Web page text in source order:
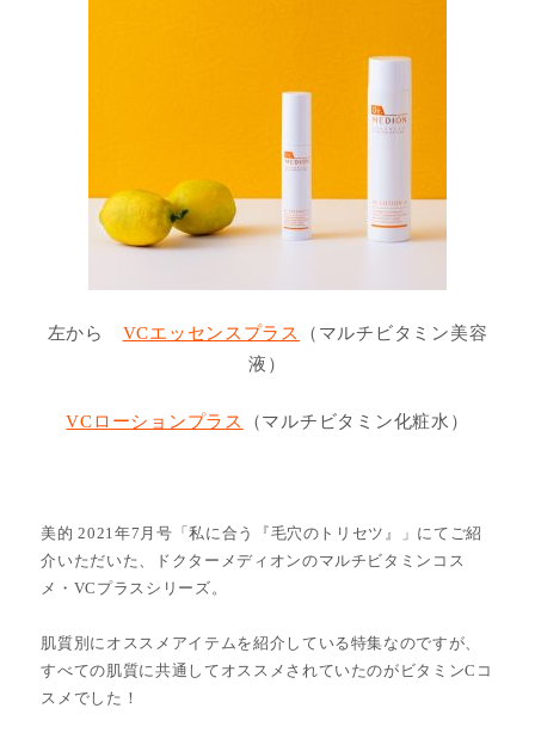
左から VCエッセンスプラス
（マルチビタミン美容
液）
VCローションプラス （マルチビタミン化粧水）
美的 2021年7月号「私に合う『毛穴のトリセツ』」にてご紹
介いただいた、ドクターメディオンのマルチビタミンコス
メ・VCプラスシリーズ。
肌質別にオススメアイテムを紹介している特集なのですが、
すべての肌質に共通してオススメされていたのがビタミンCコ
スメでした！